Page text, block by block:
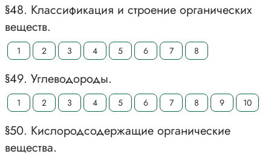
§48. Классификация и строение органических
веществ.
1 2 3 4 5 6 7 8
§49. Углеводороды.
1 2 3 4 5 6 7 8 9 10
§50. Кислородсодержащие органические
вещества.